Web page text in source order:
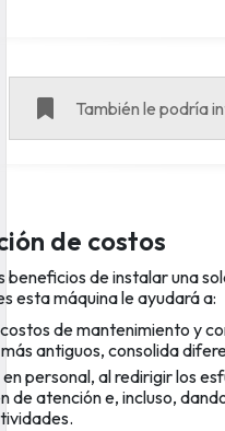
También le podría
de costos
beneficios de instalar una
esta máquina le ayudará a:
de mantenimiento y
antiguos, consolida
personal, al redirigir los
de atención e, incluso,